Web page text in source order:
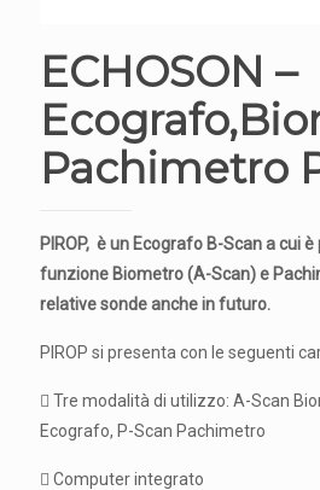
ECHOSON –
Pachimetro
PIROP, è un Ecografo B-Scan a cui
funzione Biometro (A-Scan) e
relative sonde anche in futuro.
PIROP si presenta con le seguenti
 Tre modalità di utilizzo: A-Scan
Ecografo, P-Scan Pachimetro
 Computer integrato